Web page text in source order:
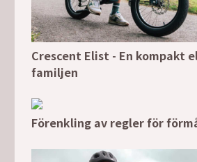
Crescent Elist - En kompakt
familjen
Förenkling av regler för